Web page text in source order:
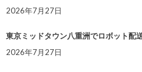
2026年7月27日
東京ミッドタウン八重洲でロボット配
2026年7月27日